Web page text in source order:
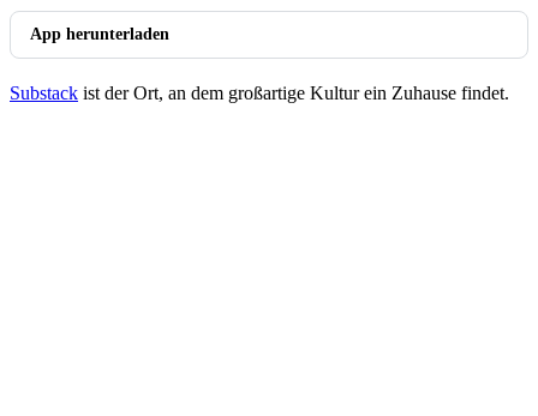
App herunterladen
Substack ist der Ort, an dem großartige Kultur ein Zuhause findet.